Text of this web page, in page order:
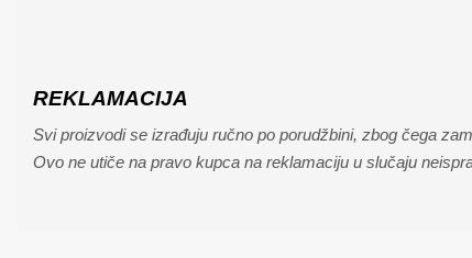
REKLAMACIJA
Svi proizvodi se izrađuju ručno po porudžbini, zbog čega
Ovo ne utiče na pravo kupca na reklamaciju u slučaju